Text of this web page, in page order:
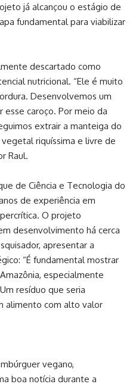
já alcançou o estágio de
fundamental para viabilizar
descartado como
nutricional. “Ele é muito
Desenvolvemos um
esse caroço. Por meio da
extrair a manteiga do
riquíssima e livre de
Raul.
de Ciência e Tecnologia do
de experiência em
O projeto
desenvolvimento há cerca
apresentar a
“É fundamental mostrar
especialmente
resíduo que seria
alimento com alto valor
vegano,
boa notícia durante a